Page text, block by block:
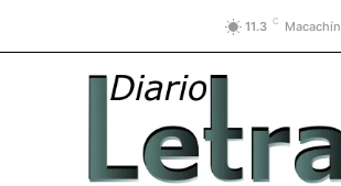
11.3 C Macachín